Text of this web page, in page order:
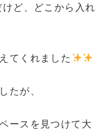
ど、どこから入れ
てくれました
たが、
ースを見つけて大